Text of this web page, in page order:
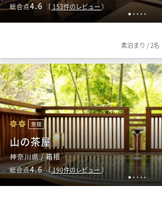
1 2 3 4 5
総合点4.6 （ 153件のレビュー ）
素泊まり /2名
1 2 3 4 5
旅館
山の茶屋
神奈川県 / 箱根
総合点4.6（190件のレビュー）